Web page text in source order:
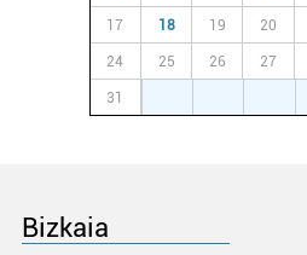
17 18 19 20
24 25 26 27
31
Bizkaia